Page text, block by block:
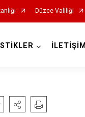
Düzce Valiliği
İLETİŞİM